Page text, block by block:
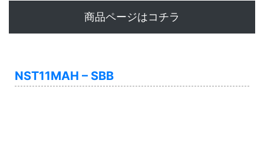
商品ページはコチラ
NST11MAH – SBB